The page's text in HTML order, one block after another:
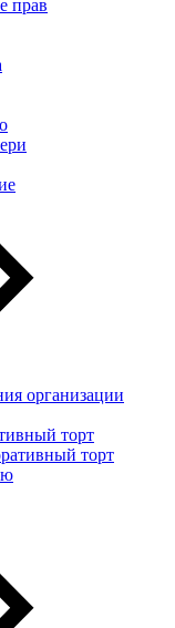
прав
организации
торт
торт